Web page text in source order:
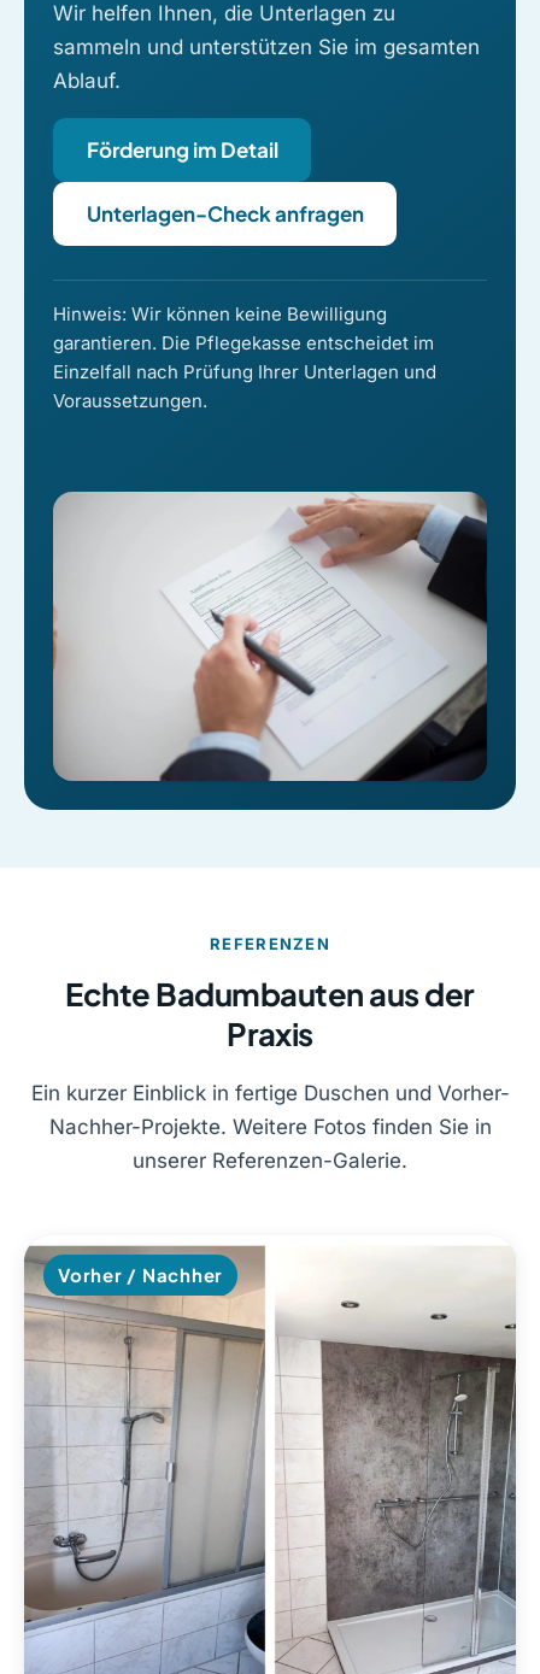
Wir helfen Ihnen, die Unterlagen zu
sammeln und unterstützen Sie im gesamten
Ablauf.
Förderung im Detail
Unterlagen-Check anfragen
Hinweis: Wir können keine Bewilligung
garantieren. Die Pflegekasse entscheidet im
Einzelfall nach Prüfung Ihrer Unterlagen und
Voraussetzungen.
REFERENZEN
Echte Badumbauten aus der
Praxis
Ein kurzer Einblick in fertige Duschen und Vorher-
Nachher-Projekte. Weitere Fotos finden Sie in
unserer Referenzen-Galerie.
Vorher / Nachher